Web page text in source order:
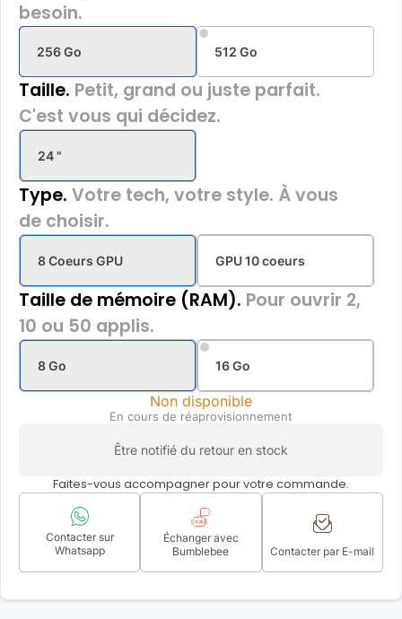
besoin.
256 Go 512 Go
Taille. Petit, grand ou juste parfait.
C'est vous qui décidez.
24 "
Type. Votre tech, votre style. À vous
de choisir.
8 Coeurs GPU GPU 10 coeurs
Taille de mémoire (RAM). Pour ouvrir 2,
10 ou 50 applis.
8 Go 16 Go
Non disponible
En cours de réaprovisionnement
Être notifié du retour en stock
Faites-vous accompagner pour votre commande.
Contacter sur
Whatsapp
Échanger avec
Bumblebee
Contacter par E-mail